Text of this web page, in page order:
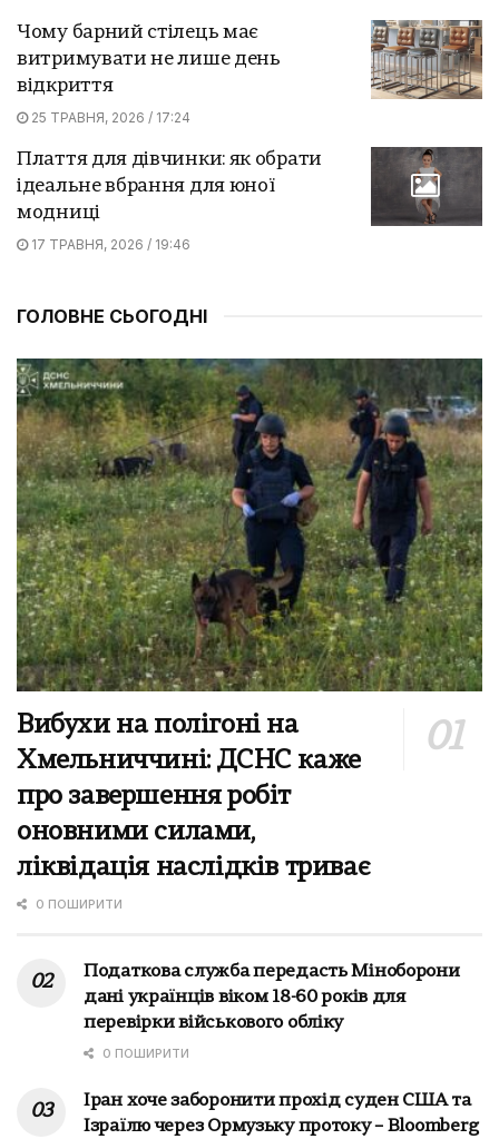
Чому барний стілець має
витримувати не лише день
відкриття
25 ТРАВНЯ, 2026 / 17:24
Плаття для дівчинки: як обрати
ідеальне вбрання для юної
модниці
17 ТРАВНЯ, 2026 / 19:46
ГОЛОВНЕ СЬОГОДНІ
Вибухи на полігоні на
Хмельниччині: ДСНС каже
про завершення робіт
оновними силами,
ліквідація наслідків триває
0 ПОШИРИТИ
Податкова служба передасть Міноборони
дані українців віком 18-60 років для
перевірки військового обліку
0 ПОШИРИТИ
Іран хоче заборонити прохід суден США та
Ізраїлю через Ормузьку протоку – Bloomberg